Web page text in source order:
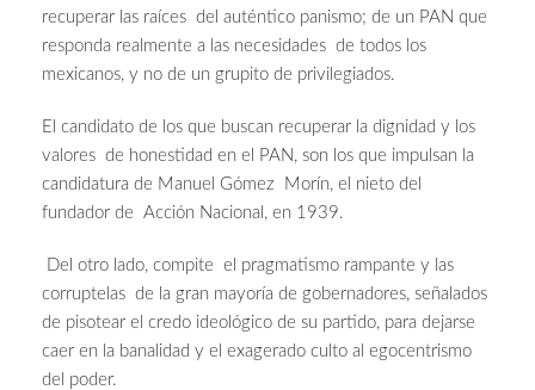
recuperar las raíces del auténtico panismo; de un PAN que
responda realmente a las necesidades de todos los
mexicanos, y no de un grupito de privilegiados.
El candidato de los que buscan recuperar la dignidad y los
valores de honestidad en el PAN, son los que impulsan la
candidatura de Manuel Gómez Morín, el nieto del
fundador de Acción Nacional, en 1939.
Del otro lado, compite el pragmatismo rampante y las
corruptelas de la gran mayoría de gobernadores, señalados
de pisotear el credo ideológico de su partido, para dejarse
caer en la banalidad y el exagerado culto al egocentrismo
del poder.